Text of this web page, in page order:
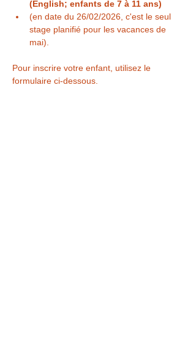
(English; enfants de 7 à 11 ans)
(en date du 26/02/2026, c'est le seul
stage planifié pour les vacances de
mai).
Pour inscrire votre enfant, utilisez le
formulaire ci-dessous.